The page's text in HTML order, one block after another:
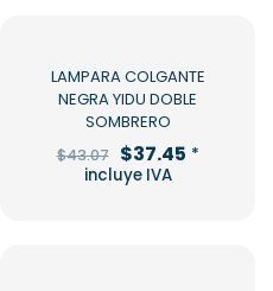
-13%
LAMPARA COLGANTE
NEGRA YIDU DOBLE
SOMBRERO
$43.07 El
precio
original
$37.45El
*
incluye IVA